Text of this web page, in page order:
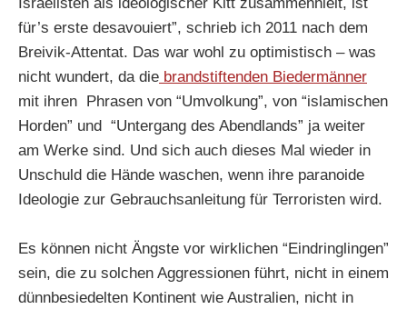
für’s erste desavouiert”, schrieb ich 2011 nach dem
Breivik-Attentat. Das war wohl zu optimistisch – was
nicht wundert, da die brandstiftenden Biedermänner
mit ihren Phrasen von “Umvolkung”, von “islamischen
Horden” und “Untergang des Abendlands” ja weiter
am Werke sind. Und sich auch dieses Mal wieder in
Unschuld die Hände waschen, wenn ihre paranoide
Ideologie zur Gebrauchsanleitung für Terroristen wird.
Es können nicht Ängste vor wirklichen “Eindringlingen”
sein, die zu solchen Aggressionen führt, nicht in einem
dünnbesiedelten Kontinent wie Australien, nicht in